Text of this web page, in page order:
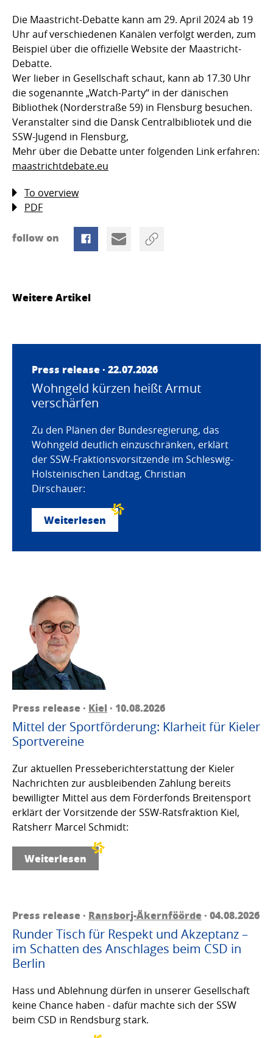
Die Maastricht-Debatte kann am 29. April 2024 ab 19
Uhr auf verschiedenen Kanälen verfolgt werden, zum
Beispiel über die offizielle Website der Maastricht-
Debatte.
Wer lieber in Gesellschaft schaut, kann ab 17.30 Uhr
die sogenannte „Watch-Party“ in der dänischen
Bibliothek (Norderstraße 59) in Flensburg besuchen.
Veranstalter sind die Dansk Centralbibliotek und die
SSW-Jugend in Flensburg,
Mehr über die Debatte unter folgenden Link erfahren:
maastrichtdebate.eu
To overview
PDF
follow on
Weitere Artikel
Press release · 22.07.2026
Wohngeld kürzen heißt Armut
verschärfen
Zu den Plänen der Bundesregierung, das
Wohngeld deutlich einzuschränken, erklärt
der SSW-Fraktionsvorsitzende im Schleswig-
Holsteinischen Landtag, Christian
Dirschauer:
Weiterlesen
Press release · Kiel · 10.08.2026
Mittel der Sportförderung: Klarheit für Kieler
Sportvereine
Zur aktuellen Presseberichterstattung der Kieler
Nachrichten zur ausbleibenden Zahlung bereits
bewilligter Mittel aus dem Förderfonds Breitensport
erklärt der Vorsitzende der SSW-Ratsfraktion Kiel,
Ratsherr Marcel Schmidt:
Weiterlesen
Press release · Ransborj-Äkernföörde· 04.08.2026
Runder Tisch für Respekt und Akzeptanz –
im Schatten des Anschlages beim CSD in
Berlin
Hass und Ablehnung dürfen in unserer Gesellschaft
keine Chance haben - dafür machte sich der SSW
beim CSD in Rendsburg stark.